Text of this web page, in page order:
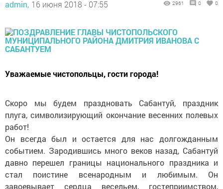
admin, 16 июня 2018 - 07:55 2961 0 0
Уважаемые чистопольцы, гости города!
Скоро мы будем праздновать Сабантуй, праздник
плуга, символизирующий окончание весенних полевых
работ!
Он всегда был и остается для нас долгожданным
событием. Зародившись много веков назад, Сабантуй
давно перешел границы национального праздника и
стал поистине всенародным и любимым. Он
завоевывает сердца весельем, гостеприимством,